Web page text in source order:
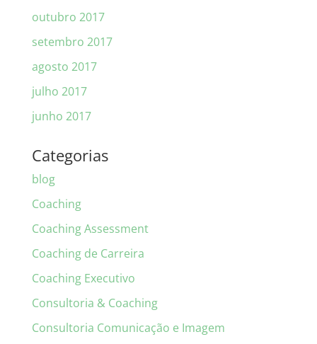
outubro 2017
setembro 2017
agosto 2017
julho 2017
junho 2017
Categorias
blog
Coaching
Coaching Assessment
Coaching de Carreira
Coaching Executivo
Consultoria & Coaching
Consultoria Comunicação e Imagem